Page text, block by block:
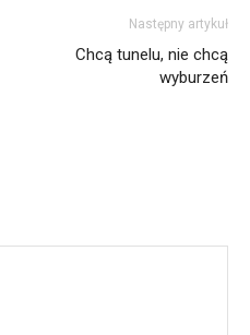
Następny artykuł
Chcą tunelu, nie chcą
wyburzeń